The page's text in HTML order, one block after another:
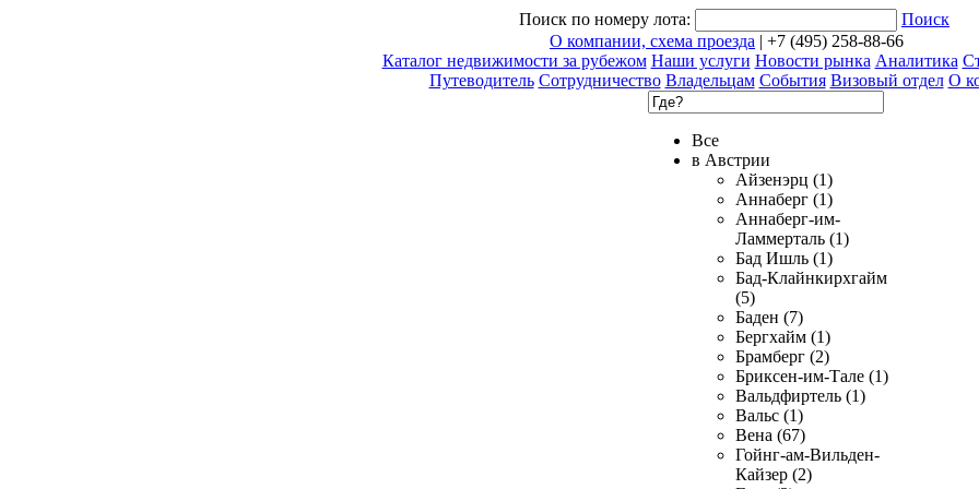
Поиск по номеру лота:
Поиск
О компании, схема проезда | +7 (495) 258-88-66
Каталог недвижимости за рубежом Наши услуги Новости рынка Аналитика
Путеводитель Сотрудничество Владельцам События Визовый отдел О
Все
в Австрии
Айзенэрц (1)
Аннаберг (1)
Аннаберг-им-
Ламмерталь (1)
Бад Ишль (1)
Бад-Клайнкирхгайм
(5)
Баден (7)
Бергхайм (1)
Брамберг (2)
Бриксен-им-Тале (1)
Вальдфиртель (1)
Вальс (1)
Вена (67)
Гойнг-ам-Вильден-
Кайзер (2)